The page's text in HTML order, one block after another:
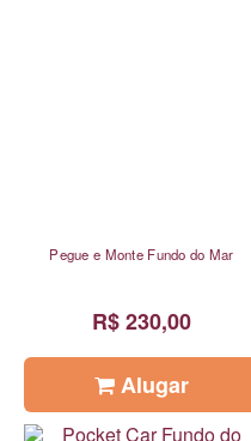
Pegue e Monte Fundo do Mar
R$ 230,00
Alugar